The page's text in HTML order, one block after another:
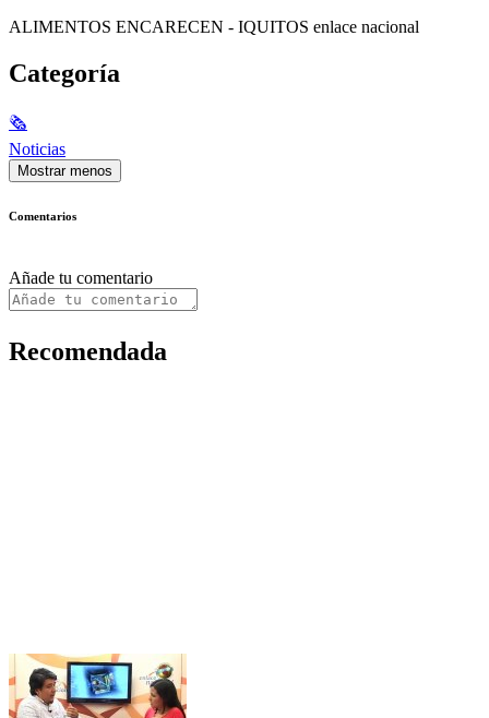
ALIMENTOS ENCARECEN - IQUITOS enlace nacional
Categoría
🗞
Noticias
Mostrar menos
Comentarios
Añade tu comentario
Recomendada